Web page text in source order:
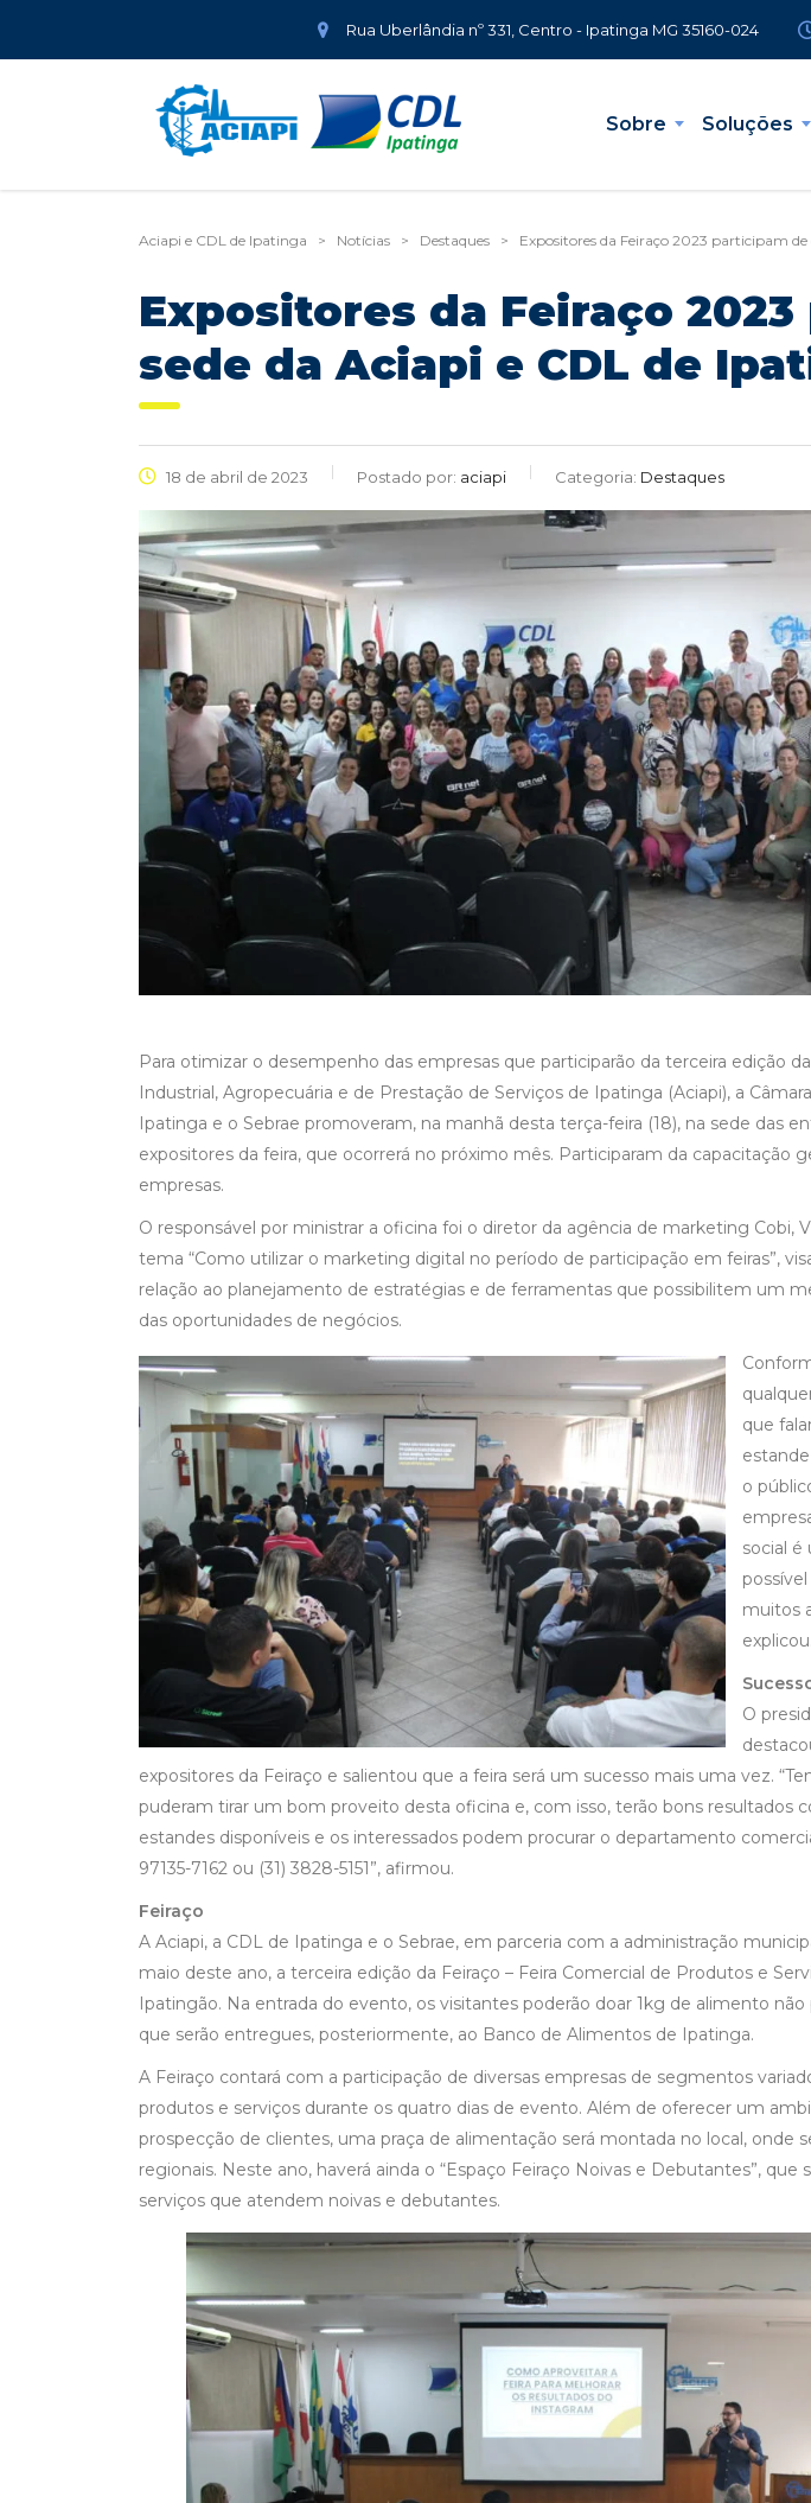
Rua Uberlândia nº 331, Centro - Ipatinga MG 35160-024
Sobre Soluções
Aciapi e CDL de Ipatinga > Notícias > Destaques > Expositores da Feiraço 2023 participam
Expositores da Feiraço
sede da Aciapi e CDL de
18 de abril de 2023 Postado por: aciapi Categoria: Destaques
Para otimizar o desempenho das empresas que participarão da terceira edição
Industrial, Agropecuária e de Prestação de Serviços de Ipatinga (Aciapi), a
Ipatinga e o Sebrae promoveram, na manhã desta terça-feira (18), na sede das
expositores da feira, que ocorrerá no próximo mês. Participaram da capacitação
empresas.
O responsável por ministrar a oficina foi o diretor da agência de marketing Cobi,
tema “Como utilizar o marketing digital no período de participação em feiras”,
relação ao planejamento de estratégias e de ferramentas que possibilitem um
das oportunidades de negócios.
que
o
social
muitos
explicou.
O
expositores da Feiraço e salientou que a feira será um sucesso mais uma vez.
puderam tirar um bom proveito desta oficina e, com isso, terão bons resultados
estandes disponíveis e os interessados podem procurar o departamento
97135-7162 ou (31) 3828-5151”, afirmou.
Feiraço
A Aciapi, a CDL de Ipatinga e o Sebrae, em parceria com a administração
maio deste ano, a terceira edição da Feiraço – Feira Comercial de Produtos e
Ipatingão. Na entrada do evento, os visitantes poderão doar 1kg de alimento
que serão entregues, posteriormente, ao Banco de Alimentos de Ipatinga.
A Feiraço contará com a participação de diversas empresas de segmentos
produtos e serviços durante os quatro dias de evento. Além de oferecer um
prospecção de clientes, uma praça de alimentação será montada no local, onde
regionais. Neste ano, haverá ainda o “Espaço Feiraço Noivas e Debutantes”, que
serviços que atendem noivas e debutantes.